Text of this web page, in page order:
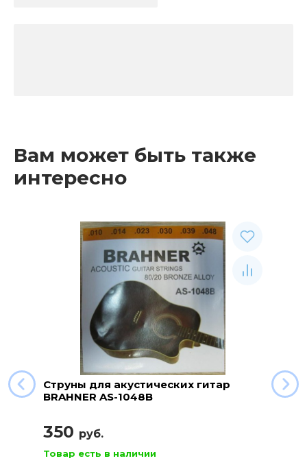
Вам может быть также
интересно
Струны для акустических гитар
BRAHNER AS-1048B
350 руб.
Товар есть в наличии